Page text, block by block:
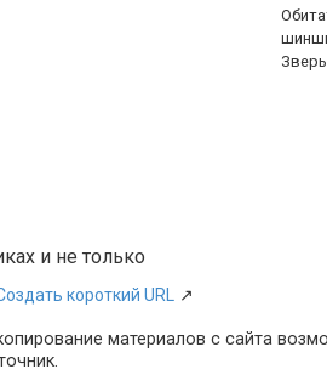
и не только
короткий URL ↗
материалов с сайта